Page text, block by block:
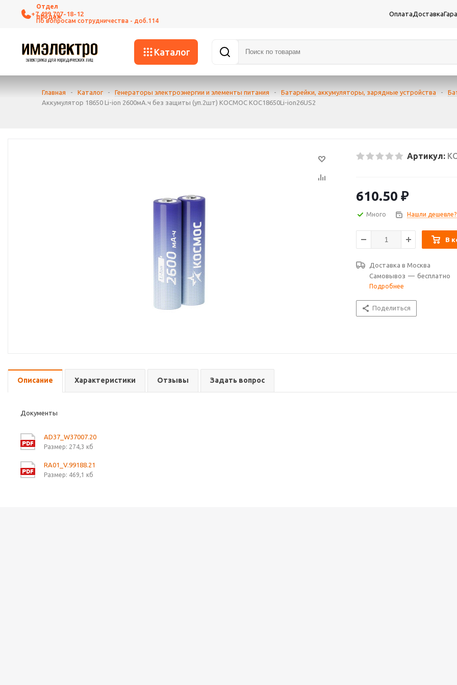
+7 499 707-18-12 ОплатаДоставка
Каталог
Главная - Каталог - Генераторы электроэнергии и элементы питания - Батарейки, аккумуляторы, зарядные устройства -
Аккумулятор 18650 Li-ion 2600мА.ч без защиты (уп.2шт) КОСМОС KOC18650Li-ion26US2
Артикул:
610.50 ₽
Много Нашли дешевле?
В
Доставка в Москва
Самовывоз — бесплатно
Подробнее
Поделиться
Описание Характеристики Отзывы Задать вопрос
Документы
AD37_W37007.20
Размер: 274,3 кб
RA01_V.99188.21
Размер: 469,1 кб